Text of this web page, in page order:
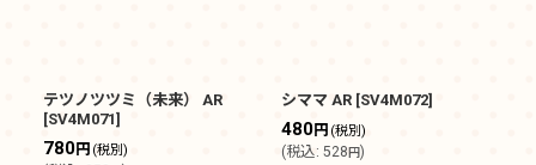
テツノツツミ（未来） AR
[SV4M071]
780円 (税別)
シママ AR [SV4M072]
480円 (税別)
(税込: 528円)